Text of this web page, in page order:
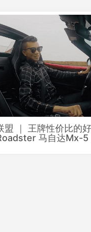
盟 ｜ 王牌性价比的好
马自达Mx-5